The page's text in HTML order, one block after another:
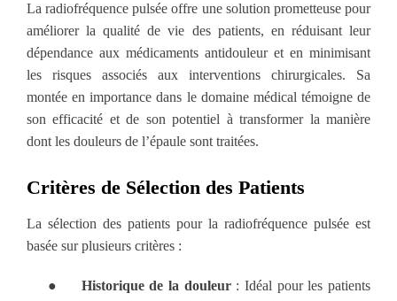
La radiofréquence pulsée offre une solution prometteuse pour
améliorer la qualité de vie des patients, en réduisant leur
dépendance aux médicaments antidouleur et en minimisant
les risques associés aux interventions chirurgicales. Sa
montée en importance dans le domaine médical témoigne de
son efficacité et de son potentiel à transformer la manière
dont les douleurs de l’épaule sont traitées.
Critères de Sélection des Patients
La sélection des patients pour la radiofréquence pulsée est
basée sur plusieurs critères :
● Historique de la douleur : Idéal pour les patients